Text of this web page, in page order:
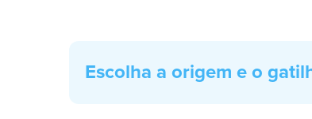
Escolha a origem e o